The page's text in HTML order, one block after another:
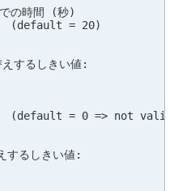
の時間 (秒)
(default = 20)
するしきい値:
(default = 0 => not valid)
するしきい値: